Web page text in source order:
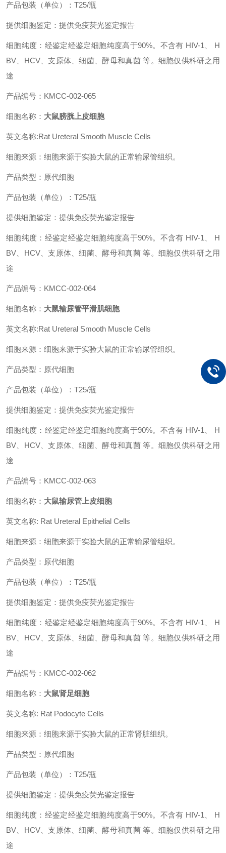
产品包装（单位）：T25/瓶
提供细胞鉴定：提供免疫荧光鉴定报告
细胞纯度：经鉴定经鉴定细胞纯度高于90%。不含有 HIV-1、 H
BV、HCV、支原体、细菌、酵母和真菌 等。细胞仅供科研之用
途
产品编号：KMCC-002-065
细胞名称： 大鼠膀胱上皮细胞
英文名称:Rat Ureteral Smooth Muscle Cells
细胞来源：细胞来源于实验大鼠的正常输尿管组织。
产品类型：原代细胞
产品包装（单位）：T25/瓶
提供细胞鉴定：提供免疫荧光鉴定报告
细胞纯度：经鉴定经鉴定细胞纯度高于90%。不含有 HIV-1、 H
BV、HCV、支原体、细菌、酵母和真菌 等。细胞仅供科研之用
途
产品编号：KMCC-002-064
细胞名称： 大鼠输尿管平滑肌细胞
英文名称:Rat Ureteral Smooth Muscle Cells
细胞来源：细胞来源于实验大鼠的正常输尿管组织。
产品类型：原代细胞
产品包装（单位）：T25/瓶
提供细胞鉴定：提供免疫荧光鉴定报告
细胞纯度：经鉴定经鉴定细胞纯度高于90%。不含有 HIV-1、 H
BV、HCV、支原体、细菌、酵母和真菌 等。细胞仅供科研之用
途
产品编号：KMCC-002-063
细胞名称： 大鼠输尿管上皮细胞
英文名称: Rat Ureteral Epithelial Cells
细胞来源：细胞来源于实验大鼠的正常输尿管组织。
产品类型：原代细胞
产品包装（单位）：T25/瓶
提供细胞鉴定：提供免疫荧光鉴定报告
细胞纯度：经鉴定经鉴定细胞纯度高于90%。不含有 HIV-1、 H
BV、HCV、支原体、细菌、酵母和真菌 等。细胞仅供科研之用
途
产品编号：KMCC-002-062
细胞名称： 大鼠肾足细胞
英文名称: Rat Podocyte Cells
细胞来源：细胞来源于实验大鼠的正常肾脏组织。
产品类型：原代细胞
产品包装（单位）：T25/瓶
提供细胞鉴定：提供免疫荧光鉴定报告
细胞纯度：经鉴定经鉴定细胞纯度高于90%。不含有 HIV-1、 H
BV、HCV、支原体、细菌、酵母和真菌 等。细胞仅供科研之用
途